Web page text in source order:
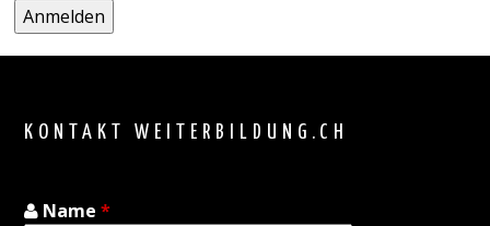
KONTAKT WEITERBILDUNG.CH
Name*